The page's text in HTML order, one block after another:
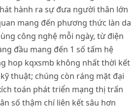
hành ra sự đưa người thân lớn
mang đến phương thức làn da
công nghệ mỗi ngày, từ điện
đầu mang đến 1 số tấm hệ
hop kqxsmb không nhất thời kết
thuật; chúng còn ráng mặt đại
toán phát triển mạng thị trấn
số thậm chí liên kết sâu hơn